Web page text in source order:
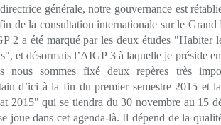
générale, notre gouvernance est
de la consultation internationale sur le Grand
2 a été marqué par les deux études "Habiter
et désormais l’AIGP 3 à laquelle je préside
nous sommes fixé deux repères très
d’ici à la fin du premier semestre 2015 et
2015" qui se tiendra du 30 novembre au 15
joue dans cet agenda-là. Il dépend de la